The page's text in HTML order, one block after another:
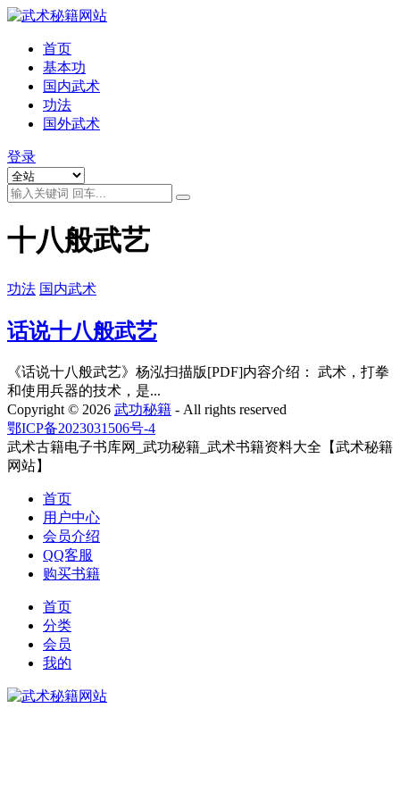
首页
基本功
国内武术
功法
国外武术
登录
十八般武艺
功法 国内武术
话说十八般武艺
《话说十八般武艺》杨泓扫描版[PDF]内容介绍： 武术，打拳
和使用兵器的技术，是...
Copyright © 2026 武功秘籍 - All rights reserved
鄂ICP备2023031506号-4
武术古籍电子书库网_武功秘籍_武术书籍资料大全【武术秘籍
网站】
首页
用户中心
会员介绍
QQ客服
购买书籍
首页
分类
会员
我的